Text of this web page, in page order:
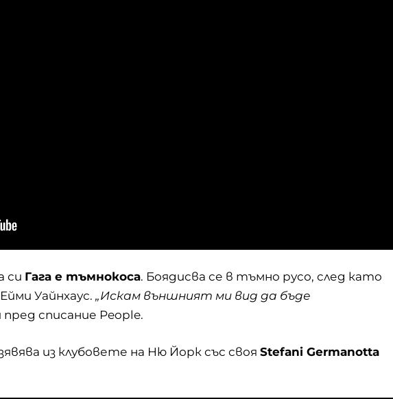
си Гага е тъмнокоса. Боядисва се в тъмно русо, след като
Уайнхаус. „Искам външният ми вид да бъде
списание People.
из клубовете на Ню Йорк със своя Stefani Germanotta